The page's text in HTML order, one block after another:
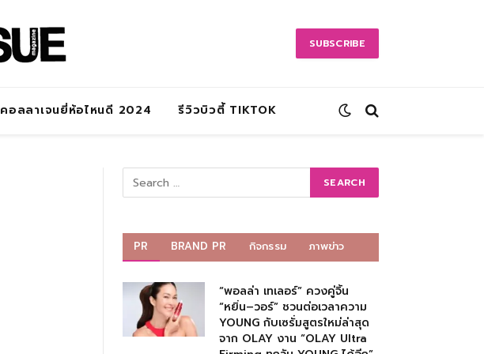
SUBSCRIBE
คอลลาเจนยี่ห้อไหนดี 2024 รีวิวบิวตี้ TIKTOK
PR BRAND PR กิจกรรม ภาพข่าว
“พอลล่า เทเลอร์” ควงคู่จิ้น
“หยิ่น–วอร์” ชวนต่อเวลาความ
YOUNG กับเซรั่มสูตรใหม่ล่าสุด
จาก OLAY งาน “OLAY Ultra